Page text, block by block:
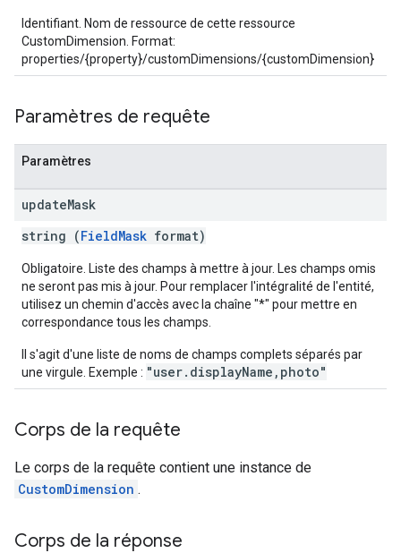
Identifiant. Nom de ressource de cette ressource
CustomDimension. Format:
properties/{property}/customDimensions/{customDimension}
Paramètres de requête
Paramètres
updateMask
string (FieldMask format)
Obligatoire. Liste des champs à mettre à jour. Les champs omis
ne seront pas mis à jour. Pour remplacer l'intégralité de l'entité,
utilisez un chemin d'accès avec la chaîne "*" pour mettre en
correspondance tous les champs.
Il s'agit d'une liste de noms de champs complets séparés par
une virgule. Exemple : "user.displayName,photo"
Corps de la requête
Le corps de la requête contient une instance de
CustomDimension .
Corps de la réponse